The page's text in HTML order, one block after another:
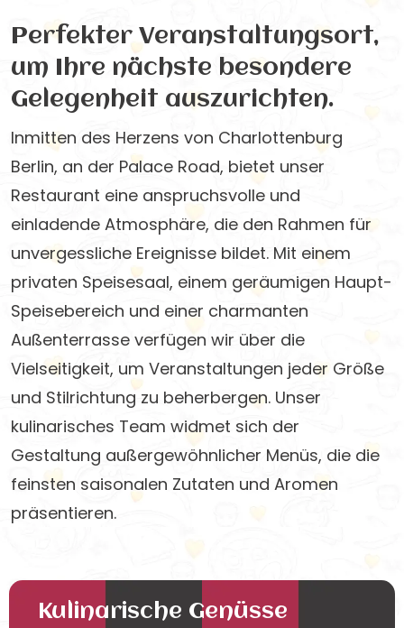
Perfekter Veranstaltungsort,
um Ihre nächste besondere
Gelegenheit auszurichten.
Inmitten des Herzens von Charlottenburg
Berlin, an der Palace Road, bietet unser
Restaurant eine anspruchsvolle und
einladende Atmosphäre, die den Rahmen für
unvergessliche Ereignisse bildet. Mit einem
privaten Speisesaal, einem geräumigen Haupt-
Speisebereich und einer charmanten
Außenterrasse verfügen wir über die
Vielseitigkeit, um Veranstaltungen jeder Größe
und Stilrichtung zu beherbergen. Unser
kulinarisches Team widmet sich der
Gestaltung außergewöhnlicher Menüs, die die
feinsten saisonalen Zutaten und Aromen
präsentieren.
Kulinarische Genüsse